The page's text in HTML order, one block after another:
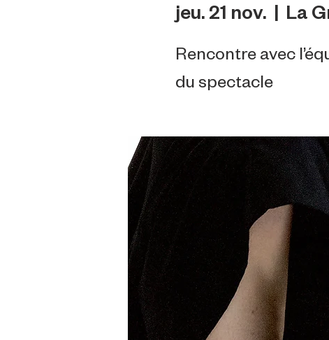
jeu. 21 nov.
  |
La
Rencontre avec
du spectacle